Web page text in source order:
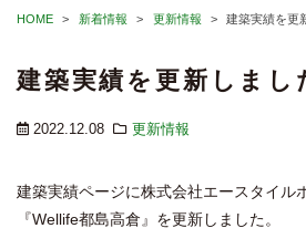
HOME 新着情報 更新情報 建築実績を更
建築実績を更新しまし
2022.12.08 更新情報
建築実績ページに株式会社エースタイル
『Wellife都島高倉』を更新しました。